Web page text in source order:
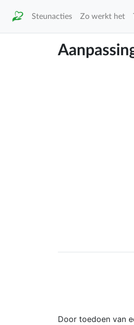
Steunacties Zo werkt het
Door toedoen van